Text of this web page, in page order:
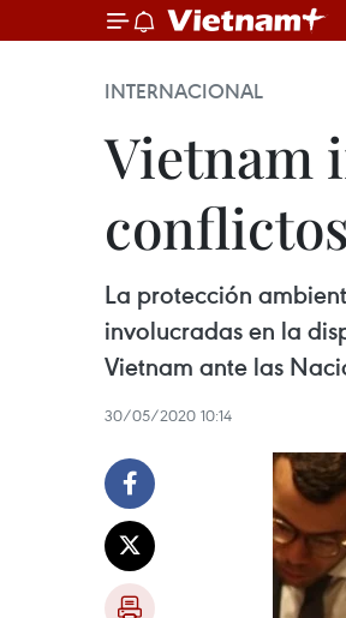
INTERNACIONAL
Vietnam
La protección
involucradas en la
Vietnam ante las
30/05/2020 10:14